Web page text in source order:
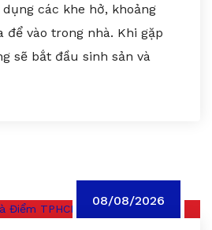
các khe hở, khoảng
vào trong nhà. Khi gặp
sẽ bắt đầu sinh sản và
08/08/2026